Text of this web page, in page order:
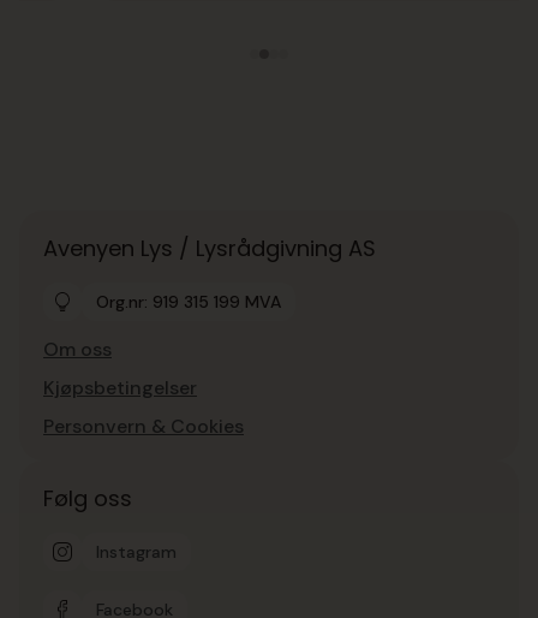
Avenyen Lys / Lysrådgivning AS
Org.nr: 919 315 199 MVA
Om oss
Kjøpsbetingelser
Personvern & Cookies
Følg oss
Instagram
Facebook